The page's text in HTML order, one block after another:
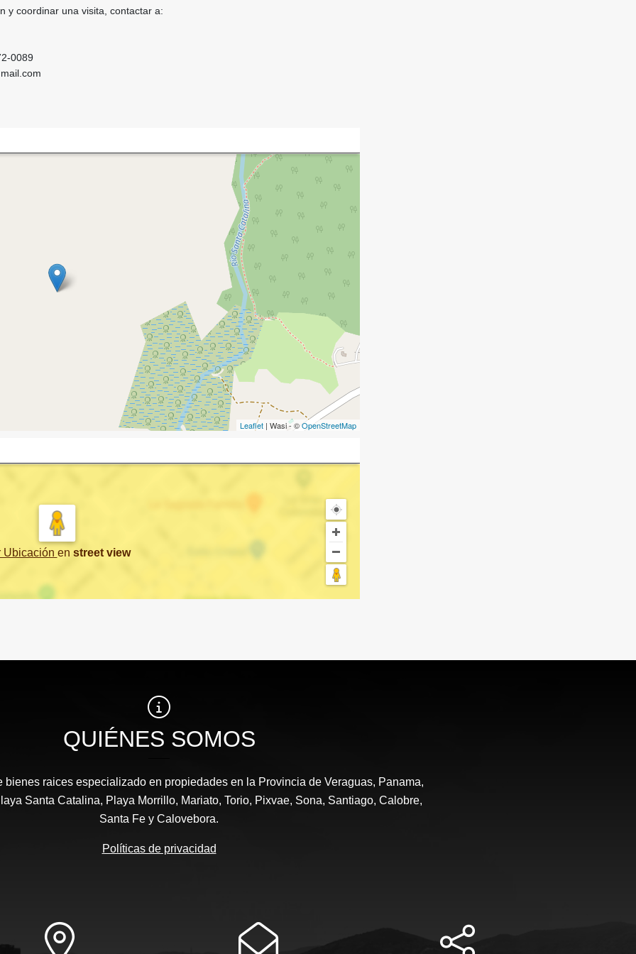
y coordinar una visita, contactar a:
0089
Leaflet | Wasi - ©OpenStreetMap
Ubicación en street view
QUIÉNES SOMOS
bienes raices especializado en propiedades en la Provincia de Veraguas, Panama,
Santa Catalina, Playa Morrillo, Mariato, Torio, Pixvae, Sona, Santiago, Calobre,
Santa Fe y Calovebora.
Políticas de privacidad